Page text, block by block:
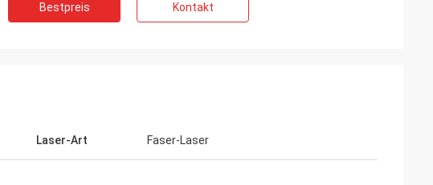
Bestpreis Kontakt
Laser-Art Faser-Laser